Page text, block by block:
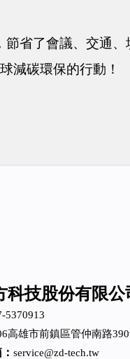
省了會議、交通
減碳環保的行動！
科技股份有限公
5370913
高雄市前鎮區管仲南路
service@zd-tech.tw